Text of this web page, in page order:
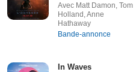
Avec Matt Damon, Tom
Holland, Anne
Hathaway
Bande-annonce
In Waves